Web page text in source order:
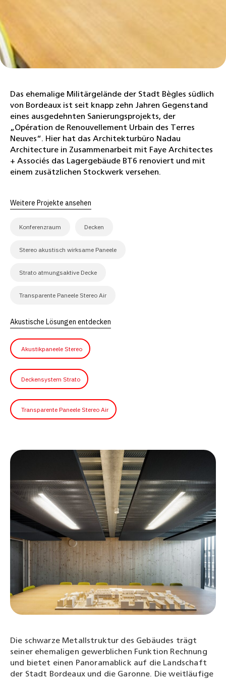
Das ehemalige Militärgelände der Stadt Bègles südlich
von Bordeaux ist seit knapp zehn Jahren Gegenstand
eines ausgedehnten Sanierungsprojekts, der
„Opération de Renouvellement Urbain des Terres
Neuves“. Hier hat das Architekturbüro Nadau
Architecture in Zusammenarbeit mit Faye Architectes
+ Associés das Lagergebäude BT6 renoviert und mit
einem zusätzlichen Stockwerk versehen.
Weitere Projekte ansehen
Konferenzraum Decken
Stereo akustisch wirksame Paneele
Strato atmungsaktive Decke
Transparente Paneele Stereo Air
Akustische Lösungen entdecken
Akustikpaneele Stereo
Deckensystem Strato
Transparente Paneele Stereo Air
Die schwarze Metallstruktur des Gebäudes trägt
seiner ehemaligen gewerblichen Funktion Rechnung
und bietet einen Panoramablick auf die Landschaft
der Stadt Bordeaux und die Garonne. Die weitläufige